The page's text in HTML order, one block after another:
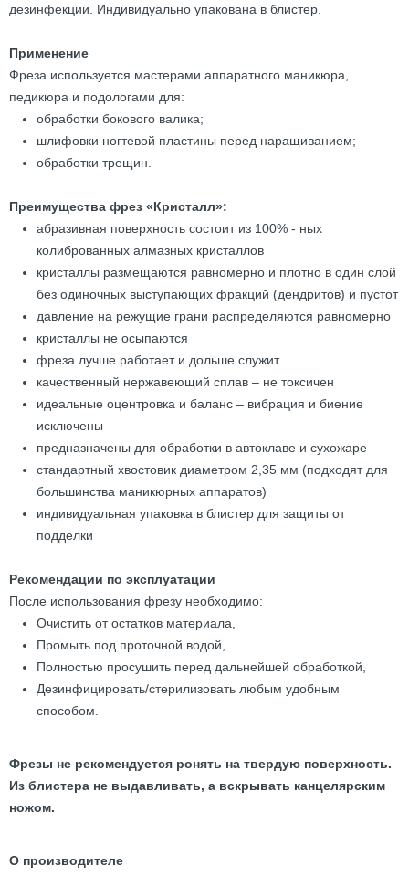
дезинфекции. Индивидуально упакована в блистер.
Применение
Фреза используется мастерами аппаратного маникюра,
педикюра и подологами для:
обработки бокового валика;
шлифовки ногтевой пластины перед наращиванием;
обработки трещин.
Преимущества фрез «Кристалл»:
абразивная поверхность состоит из 100% - ных
колиброванных алмазных кристаллов
кристаллы размещаются равномерно и плотно в один слой
без одиночных выступающих фракций (дендритов) и пустот
давление на режущие грани распределяются равномерно
кристаллы не осыпаются
фреза лучше работает и дольше служит
качественный нержавеющий сплав – не токсичен
идеальные оцентровка и баланс – вибрация и биение
исключены
предназначены для обработки в автоклаве и сухожаре
стандартный хвостовик диаметром 2,35 мм (подходят для
большинства маникюрных аппаратов)
индивидуальная упаковка в блистер для защиты от
подделки
Рекомендации по эксплуатации
После использования фрезу необходимо:
Очистить от остатков материала,
Промыть под проточной водой,
Полностью просушить перед дальнейшей обработкой,
Дезинфицировать/стерилизовать любым удобным
способом.
Фрезы не рекомендуется ронять на твердую поверхность.
Из блистера не выдавливать, а вскрывать канцелярским
ножом.
О производителе